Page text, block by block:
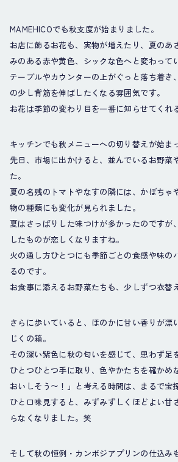
MAMEHICOでも秋支度が始まりました。
お店に飾るお花も、実物が増えたり、夏のあ
みのある赤や黄色、シックな色へと変わって
テーブルやカウンターの上がぐっと落ち着き
の少し背筋を伸ばしたくなる雰囲気です。
お花は季節の変わり目を一番に知らせてくれ
キッチンでも秋メニューへの切り替えが始ま
先日、市場に出かけると、並んでいるお野菜
た。
夏の名残のトマトやなすの隣には、かぼちゃ
物の種類にも変化が見られました。
夏はさっぱりした味つけが多かったのですが
したものが恋しくなりますね。
火の通し方ひとつにも季節ごとの食感や味の
るのです。
お食事に添えるお野菜たちも、少しずつ衣替
さらに歩いていると、ほのかに甘い香りが漂
じくの箱。
その深い紫色に秋の匂いを感じて、思わず足
ひとつひとつ手に取り、色やかたちを確かめ
おいしそう〜！」と考える時間は、まるで宝
ひと口味見すると、みずみずしくほどよい甘
らなくなりました。笑
そして秋の恒例・カンボジアプリンの仕込み